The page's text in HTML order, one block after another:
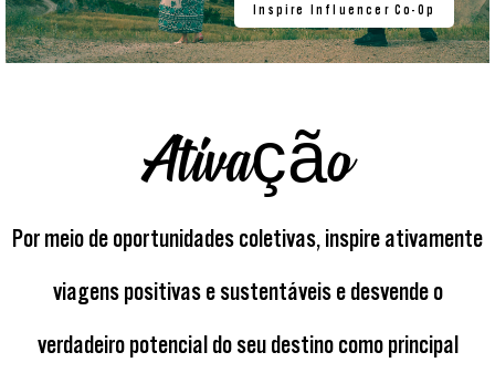
Inspire Influencer Co-Op
Ativação
Por meio de oportunidades coletivas, inspire ativamente
viagens positivas e sustentáveis e desvende o
verdadeiro potencial do seu destino como principal